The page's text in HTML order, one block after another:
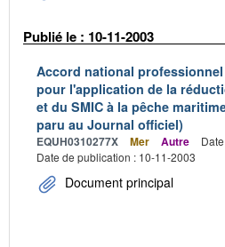
Publié le : 10-11-2003
Accord national
pour l'application de la
et du SMIC à la pêche
paru au Journal officiel)
EQUH0310277X Mer Autre
Date de publication : 10-11-2003
Document principal